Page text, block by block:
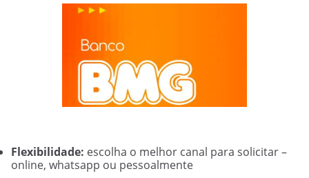
Flexibilidade: escolha o melhor canal para solicitar –
online, whatsapp ou pessoalmente